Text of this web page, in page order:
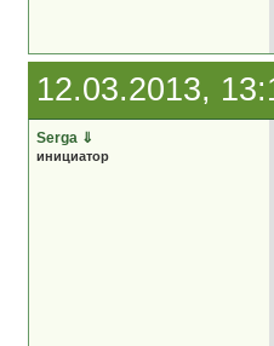
12.03.2013,
Serga ⇓
инициатор